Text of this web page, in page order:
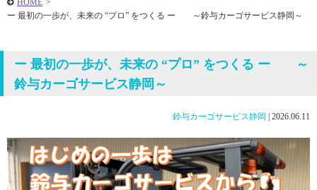
HOME >
ー 最初の一歩が、未来の “プロ” をつくる ー ～鈴与カーゴサービス静岡～
ー 最初の一歩が、未来の “プロ” をつくる ー ～
鈴与カーゴサービス静岡～
鈴与カーゴサービス静岡 2026.06.11